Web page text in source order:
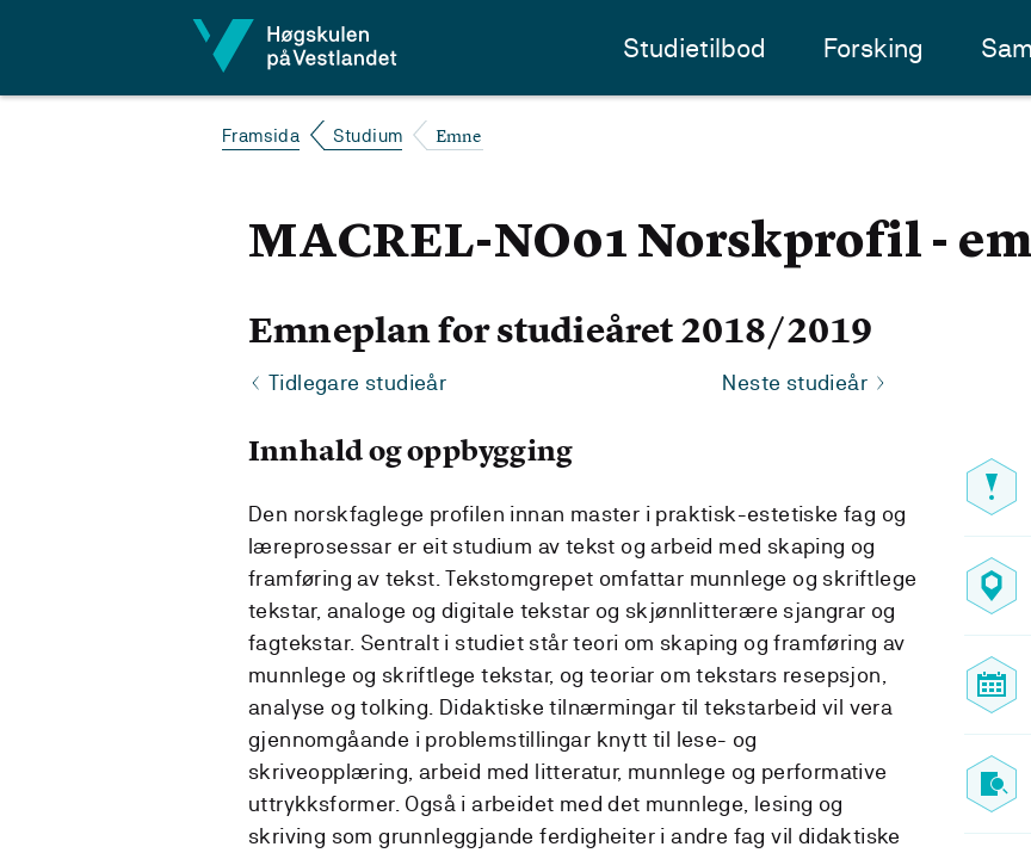
Studietilbod Forsking
Framsida Studium Emne
MACREL-NO01 Norskprofil -
Emneplan for studieåret 2018/2019
Tidlegare studieår Neste studieår
Innhald og oppbygging
Den norskfaglege profilen innan master i praktisk-estetiske fag og
læreprosessar er eit studium av tekst og arbeid med skaping og
framføring av tekst. Tekstomgrepet omfattar munnlege og skriftlege
tekstar, analoge og digitale tekstar og skjønnlitterære sjangrar og
fagtekstar. Sentralt i studiet står teori om skaping og framføring av
munnlege og skriftlege tekstar, og teoriar om tekstars resepsjon,
analyse og tolking. Didaktiske tilnærmingar til tekstarbeid vil vera
gjennomgåande i problemstillingar knytt til lese- og
skriveopplæring, arbeid med litteratur, munnlege og performative
uttrykksformer. Også i arbeidet med det munnlege, lesing og
skriving som grunnleggjande ferdigheiter i andre fag vil didaktiske